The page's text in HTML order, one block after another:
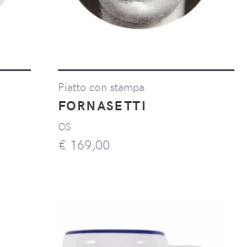
Piatto con stampa
FORNASETTI
OS
€ 169,00